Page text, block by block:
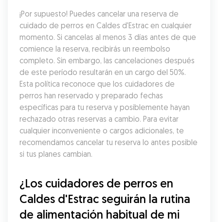
¡Por supuesto! Puedes cancelar una reserva de
cuidado de perros en Caldes d'Estrac en cualquier
momento. Si cancelas al menos 3 días antes de que
comience la reserva, recibirás un reembolso
completo. Sin embargo, las cancelaciones después
de este período resultarán en un cargo del 50%.
Esta política reconoce que los cuidadores de
perros han reservado y preparado fechas
específicas para tu reserva y posiblemente hayan
rechazado otras reservas a cambio. Para evitar
cualquier inconveniente o cargos adicionales, te
recomendamos cancelar tu reserva lo antes posible
si tus planes cambian.
¿Los cuidadores de perros en
Caldes d'Estrac seguirán la rutina
de alimentación habitual de mi